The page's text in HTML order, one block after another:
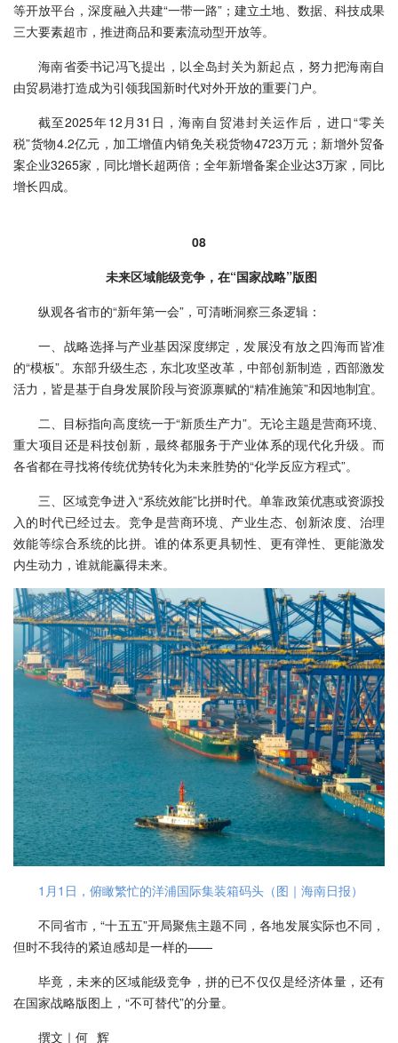
等开放平台，深度融入共建“一带一路”；建立土地、数据、科技成果
三大要素超市，推进商品和要素流动型开放等。
海南省委书记冯飞提出，以全岛封关为新起点，努力把海南自
由贸易港打造成为引领我国新时代对外开放的重要门户。
截至2025年12月31日，海南自贸港封关运作后，进口“零关
税”货物4.2亿元，加工增值内销免关税货物4723万元；新增外贸备
案企业3265家，同比增长超两倍；全年新增备案企业达3万家，同比
增长四成。
08
未来区域能级竞争，在“国家战略”版图
纵观各省市的“新年第一会”，可清晰洞察三条逻辑：
一、战略选择与产业基因深度绑定，发展没有放之四海而皆准
的“模板”。东部升级生态，东北攻坚改革，中部创新制造，西部激发
活力，皆是基于自身发展阶段与资源禀赋的“精准施策”和因地制宜。
二、目标指向高度统一于“新质生产力”。无论主题是营商环境、
重大项目还是科技创新，最终都服务于产业体系的现代化升级。而
各省都在寻找将传统优势转化为未来胜势的“化学反应方程式”。
三、区域竞争进入“系统效能”比拼时代。单靠政策优惠或资源投
入的时代已经过去。竞争是营商环境、产业生态、创新浓度、治理
效能等综合系统的比拼。谁的体系更具韧性、更有弹性、更能激发
内生动力，谁就能赢得未来。
1月1日，俯瞰繁忙的洋浦国际集装箱码头（图｜海南日报）
不同省市，“十五五”开局聚焦主题不同，各地发展实际也不同，
但时不我待的紧迫感却是一样的——
毕竟，未来的区域能级竞争，拼的已不仅仅是经济体量，还有
在国家战略版图上，“不可替代”的分量。
撰文｜何 辉